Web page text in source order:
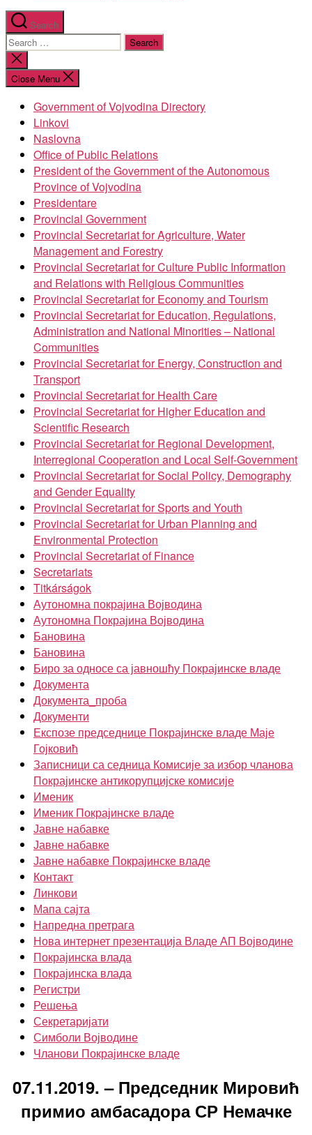
Search
Search
for:
Close
search
Close Menu
Government of Vojvodina Directory
Linkovi
Naslovna
Office of Public Relations
President of the Government of the Autonomous
Province of Vojvodina
Presidentare
Provincial Government
Provincial Secretariat for Agriculture, Water
Management and Forestry
Provincial Secretariat for Culture Public Information
and Relations with Religious Communities
Provincial Secretariat for Economy and Tourism
Provincial Secretariat for Education, Regulations,
Administration and National Minorities – National
Communities
Provincial Secretariat for Energy, Construction and
Transport
Provincial Secretariat for Health Care
Provincial Secretariat for Higher Education and
Scientific Research
Provincial Secretariat for Regional Development,
Interregional Cooperation and Local Self-Government
Provincial Secretariat for Social Policy, Demography
and Gender Equality
Provincial Secretariat for Sports and Youth
Provincial Secretariat for Urban Planning and
Environmental Protection
Provincial Secretariat of Finance
Secretariats
Titkárságok
Аутономна покрајина Војводина
Аутономна Покрајина Војводина
Бановина
Бановина
Биро за односе са јавношћу Покрајинске владе
Документа
Документа_проба
Документи
Експозе председнице Покрајинске владе Маје
Гојковић
Записници са седница Комисије за избор чланова
Покрајинске антикорупцијске комисије
Именик
Именик Покрајинске владе
Јавне набавке
Јавне набавке
Јавне набавке Покрајинске владе
Контакт
Линкови
Мапа сајта
Напредна претрага
Нова интернет презентација Владе АП Војводине
Покрајинска влада
Покрајинска влада
Регистри
Решења
Секретаријати
Симболи Војводине
Чланови Покрајинске владе
07.11.2019. – Председник Мировић
примио амбасадора СР Немачке